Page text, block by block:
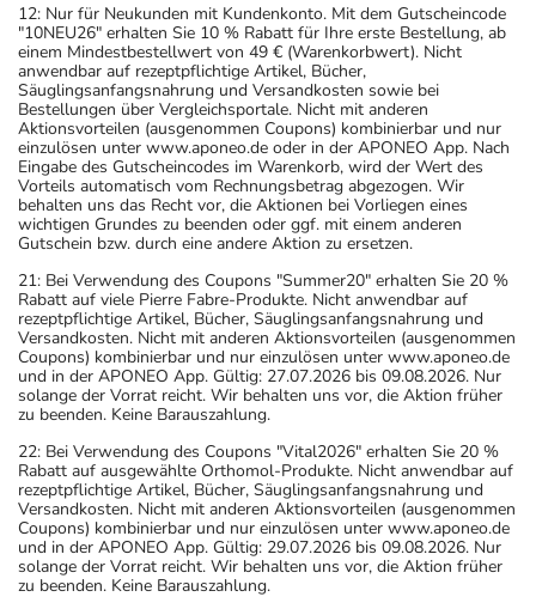
12: Nur für Neukunden mit Kundenkonto. Mit dem Gutscheincode
"10NEU26" erhalten Sie 10 % Rabatt für Ihre erste Bestellung, ab
einem Mindestbestellwert von 49 € (Warenkorbwert). Nicht
anwendbar auf rezeptpflichtige Artikel, Bücher,
Säuglingsanfangsnahrung und Versandkosten sowie bei
Bestellungen über Vergleichsportale. Nicht mit anderen
Aktionsvorteilen (ausgenommen Coupons) kombinierbar und nur
einzulösen unter www.aponeo.de oder in der APONEO App. Nach
Eingabe des Gutscheincodes im Warenkorb, wird der Wert des
Vorteils automatisch vom Rechnungsbetrag abgezogen. Wir
behalten uns das Recht vor, die Aktionen bei Vorliegen eines
wichtigen Grundes zu beenden oder ggf. mit einem anderen
Gutschein bzw. durch eine andere Aktion zu ersetzen.
21: Bei Verwendung des Coupons "Summer20" erhalten Sie 20 %
Rabatt auf viele Pierre Fabre-Produkte. Nicht anwendbar auf
rezeptpflichtige Artikel, Bücher, Säuglingsanfangsnahrung und
Versandkosten. Nicht mit anderen Aktionsvorteilen (ausgenommen
Coupons) kombinierbar und nur einzulösen unter www.aponeo.de
und in der APONEO App. Gültig: 27.07.2026 bis 09.08.2026. Nur
solange der Vorrat reicht. Wir behalten uns vor, die Aktion früher
zu beenden. Keine Barauszahlung.
22: Bei Verwendung des Coupons "Vital2026" erhalten Sie 20 %
Rabatt auf ausgewählte Orthomol-Produkte. Nicht anwendbar auf
rezeptpflichtige Artikel, Bücher, Säuglingsanfangsnahrung und
Versandkosten. Nicht mit anderen Aktionsvorteilen (ausgenommen
Coupons) kombinierbar und nur einzulösen unter www.aponeo.de
und in der APONEO App. Gültig: 29.07.2026 bis 09.08.2026. Nur
solange der Vorrat reicht. Wir behalten uns vor, die Aktion früher
zu beenden. Keine Barauszahlung.